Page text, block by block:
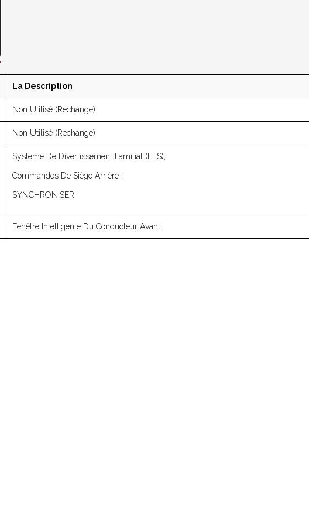
La Description
Non Utilisé (rechange)
Non Utilisé (rechange)
Système De Divertissement Familial (FES);
Commandes De Siège Arrière ;
SYNCHRONISER
Fenêtre Intelligente Du Conducteur Avant